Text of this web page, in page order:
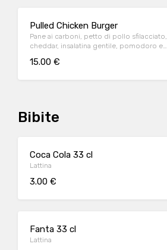
Pulled Chicken Burger
Pane ai carboni, petto di pollo sfilacciato,
cheddar, insalatina gentile, pomodoro e
15.00 €
Bibite
Coca Cola 33 cl
Lattina
3.00 €
Fanta 33 cl
Lattina